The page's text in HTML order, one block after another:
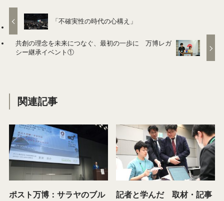
「不確実性の時代の心構え」
共創の理念を未来につなぐ、最初の一歩に 万博レガ
シー継承イベント①
関連記事
ポスト万博：サラヤのブル
記者と学んだ 取材・記事